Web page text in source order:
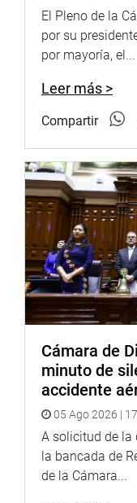
comisión tripartita,
tema.
propone que el
ley en un plazo no
Pichilingue Gómez
hecho importante
de mejorar las
Su colega, Isaías
la importancia del
fondo
por ser de justicia
pesqueros del país.
Luego de las
Pleno del
a favor, 0 en contra
OFICINA DE
El Pleno de la
por su
por mayoría, el...
Leer más >
Compartir
Cámara de
minuto de
accidente
05 Ago 2026 |
A solicitud de la
la bancada de
de la Cámara...